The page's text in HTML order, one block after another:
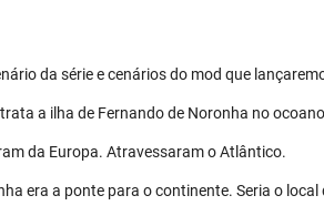
da série e cenários do mod que
a ilha de Fernando de Noronha no
da Europa. Atravessaram o Atlântico.
era a ponte para o continente. Seria o